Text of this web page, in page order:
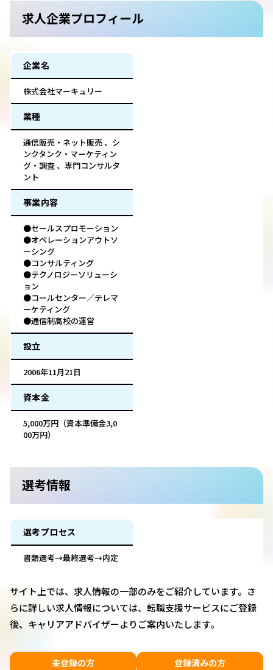
求人企業プロフィール
企業名
株式会社マーキュリー
業種
通信販売・ネット販売 、シ
ンクタンク・マーケティン
グ・調査 、専門コンサルタ
ント
事業内容
●セールスプロモーション
●オペレーションアウトソ
ーシング
●コンサルティング
●テクノロジーソリューシ
ョン
●コールセンター／テレマ
ーケティング
●通信制高校の運営
設立
2006年11月21日
資本金
5,000万円（資本準備金3,0
00万円）
選考情報
選考プロセス
書類選考→最終選考→内定
サイト上では、求人情報の一部のみをご紹介しています。さ
らに詳しい求人情報については、転職支援サービスにご登録
後、キャリアアドバイザーよりご案内いたします。
未登録の方 登録済みの方